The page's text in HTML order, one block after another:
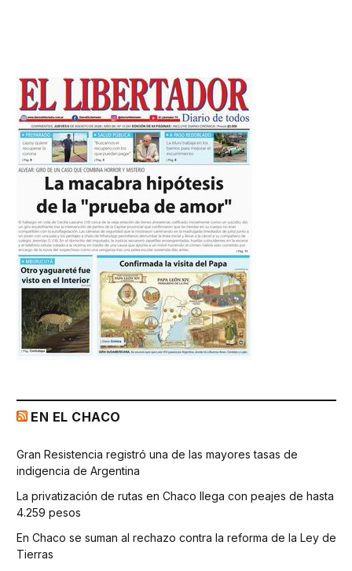
EN EL CHACO
Gran Resistencia registró una de las mayores tasas de
indigencia de Argentina
La privatización de rutas en Chaco llega con peajes de hasta
4.259 pesos
En Chaco se suman al rechazo contra la reforma de la Ley de
Tierras